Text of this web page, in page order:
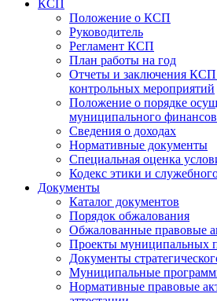
КСП
Положение о КСП
Руководитель
Регламент КСП
План работы на год
Отчеты и заключения КСП
контрольных мероприятий
Положение о порядке
муниципального
Сведения о доходах
Нормативные документы
Специальная оценка
Кодекс этики и
Документы
Каталог документов
Порядок обжалования
Обжалованные правовые
Проекты муниципальных
Документы
Муниципальные
Нормативные правовые